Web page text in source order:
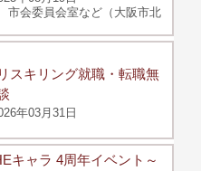
会委員会室など（大阪市北
スキリング就職・転職無
年03月31日
キャラ 4周年イベント～